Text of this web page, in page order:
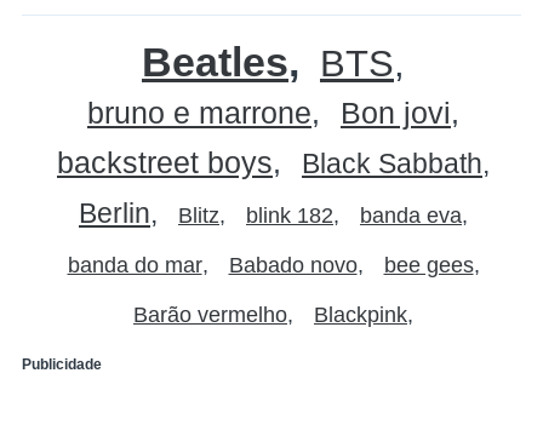
Beatles BTS
bruno e marrone
Bon jovi
backstreet boys
Black Sabbath
Berlin
Blitz blink 182 banda eva
banda do mar Babado novo bee gees
Barão vermelho Blackpink
Publicidade